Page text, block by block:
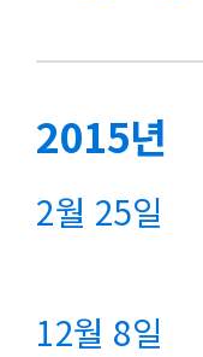
2015년
2월 25일
12월 8일